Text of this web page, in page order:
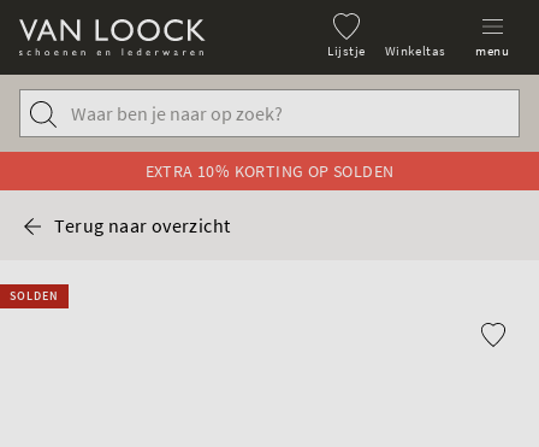
Lijstje Winkeltas menu
EXTRA 10% KORTING OP SOLDEN
Terug naar overzicht
SOLDEN